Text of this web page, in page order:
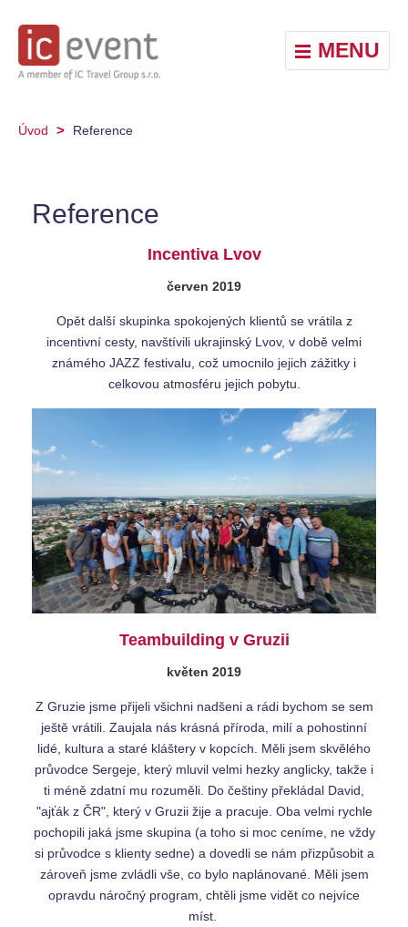
MENU
Úvod > Reference
Reference
Incentiva Lvov
červen 2019
Opět další skupinka spokojených klientů se vrátila z
incentivní cesty, navštívili ukrajinský Lvov, v době velmi
známého JAZZ festivalu, což umocnilo jejich zážitky i
celkovou atmosféru jejich pobytu.
Teambuilding v Gruzii
květen 2019
Z Gruzie jsme přijeli všichni nadšeni a rádi bychom se sem
ještě vrátili. Zaujala nás krásná příroda, milí a pohostinní
lidé, kultura a staré kláštery v kopcích. Měli jsem skvělého
průvodce Sergeje, který mluvil velmi hezky anglicky, takže i
ti méně zdatní mu rozuměli. Do češtiny překládal David,
"ajťák z ČR", který v Gruzii žije a pracuje. Oba velmi rychle
pochopili jaká jsme skupina (a toho si moc ceníme, ne vždy
si průvodce s klienty sedne) a dovedli se nám přizpůsobit a
zároveň jsme zvládli vše, co bylo naplánované. Měli jsem
opravdu náročný program, chtěli jsme vidět co nejvíce
míst.